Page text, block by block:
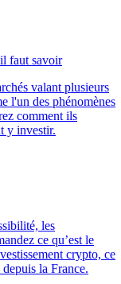
faut savoir
valant plusieurs
l'un des phénomènes
comment ils
y investir.
les
ce qu’est le
crypto, ce
la France.